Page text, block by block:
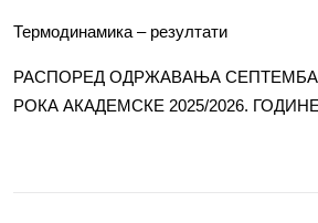
Термодинамика – резултати
РАСПОРЕД ОДРЖАВАЊА
РОКА АКАДЕМСКЕ 2025/2026. ГОДИНЕ